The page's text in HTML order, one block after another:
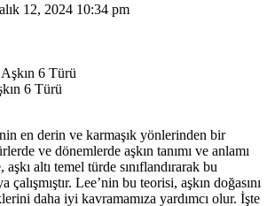
12, 2024 10:34 pm
6 Türü
en derin ve karmaşık yönlerinden bir
ve dönemlerde aşkın tanımı ve anlamı
altı temel türde sınıflandırarak bu
çalışmıştır. Lee’nin bu teorisi, aşkın doğasını
daha iyi kavramamıza yardımcı olur. İşte